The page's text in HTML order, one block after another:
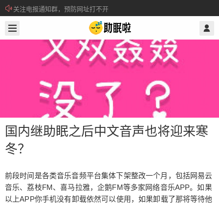
关注电报通知群，预防网址打不开
所有注册用户记得每日来签到领取积分。
国内继助眠之后中文音声也将迎来寒
冬？
前段时间是各类音乐音频平台集体下架整改一个月，包括网易云
音乐、荔枝FM、喜马拉雅，企鹅FM等多家网络音乐APP。如果
以上APP你手机没有卸载依然可以使用，如果卸载了那将等待他
@ 助眠啦
冬？